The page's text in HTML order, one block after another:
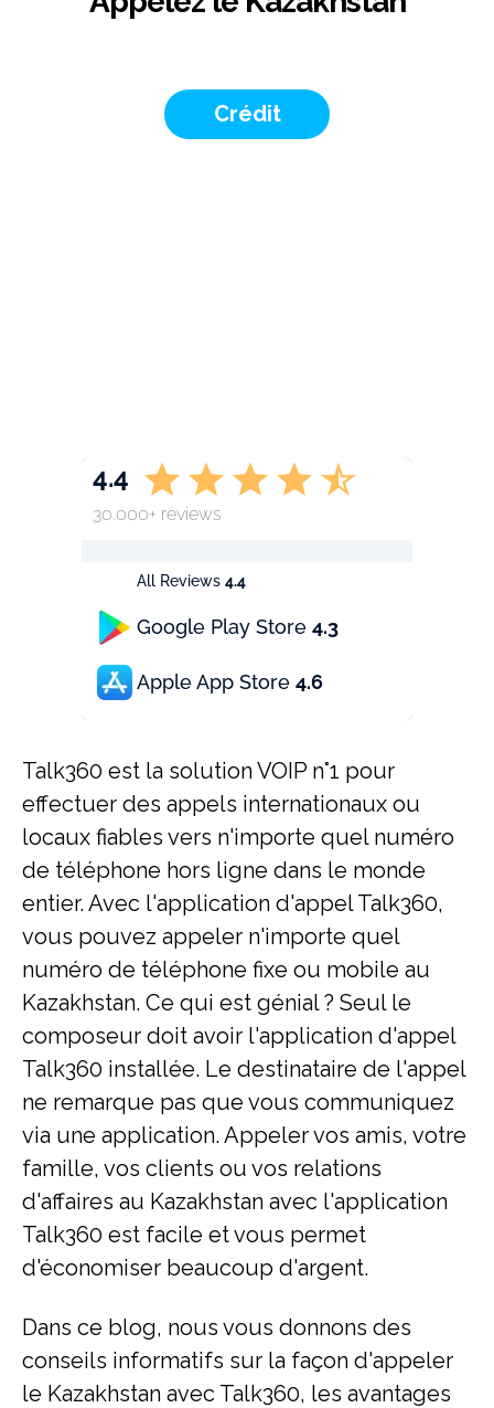
Crédit
All Reviews 4.4
Google Play Store 4.3
Apple App Store 4.6
4.4
30.000+ reviews
Talk360 est la solution VOIP n°1 pour
effectuer des appels internationaux ou
locaux fiables vers n'importe quel numéro
de téléphone hors ligne dans le monde
entier. Avec l'application d'appel Talk360,
vous pouvez appeler n'importe quel
numéro de téléphone fixe ou mobile au
Kazakhstan. Ce qui est génial ? Seul le
composeur doit avoir l'application d'appel
Talk360 installée. Le destinataire de l'appel
ne remarque pas que vous communiquez
via une application. Appeler vos amis, votre
famille, vos clients ou vos relations
d'affaires au Kazakhstan avec l'application
Talk360 est facile et vous permet
d'économiser beaucoup d'argent.
Dans ce blog, nous vous donnons des
conseils informatifs sur la façon d'appeler
le Kazakhstan avec Talk360, les avantages